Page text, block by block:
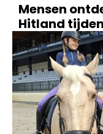
Mensen
Hitland